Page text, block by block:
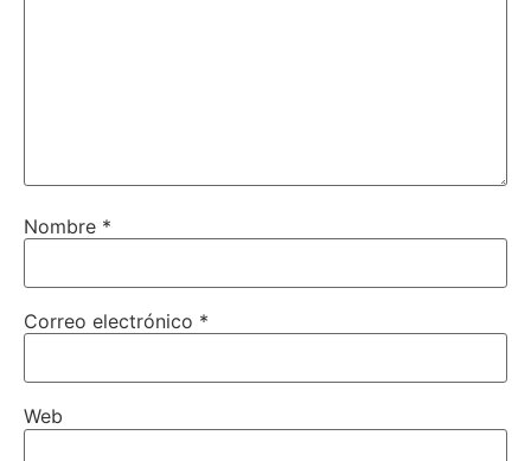
Nombre *
Correo electrónico *
Web